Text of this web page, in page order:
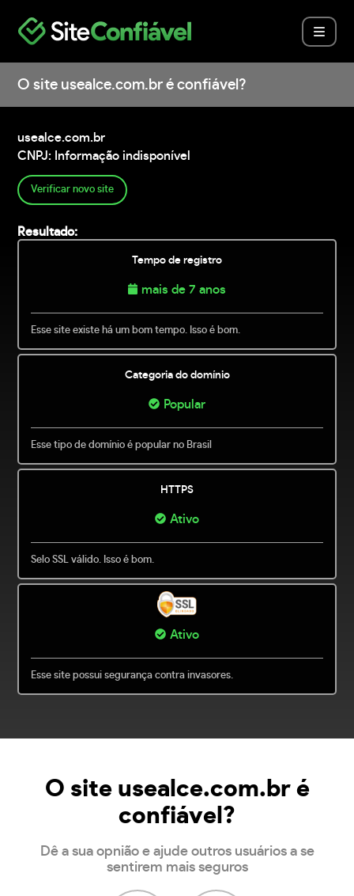
O site usealce.com.br é confiável?
usealce.com.br
CNPJ: Informação indisponível
Verificar novo site
Resultado:
Tempo de registro
mais de 7 anos
Esse site existe há um bom tempo. Isso é bom.
Categoria do domínio
Popular
Esse tipo de domínio é popular no Brasil
HTTPS
Ativo
Selo SSL válido. Isso é bom.
Ativo
Esse site possui segurança contra invasores.
O site usealce.com.br é
confiável?
Dê a sua opnião e ajude outros usuários a se
sentirem mais seguros